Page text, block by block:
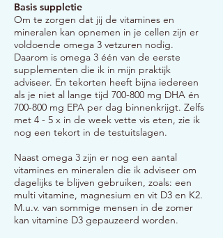
Basis suppletie
Om te zorgen dat jij de vitamines en
mineralen kan opnemen in je cellen zijn er
voldoende omega 3 vetzuren nodig.
Daarom is omega 3 één van de eerste
supplementen die ik in mijn praktijk
adviseer. En tekorten heeft bijna iedereen
als je niet al lange tijd 700-800 mg DHA én
700-800 mg EPA per dag binnenkrijgt. Zelfs
met 4 - 5 x in de week vette vis eten, zie ik
nog een tekort in de testuitslagen.
Naast omega 3 zijn er nog een aantal
vitamines en mineralen die ik adviseer om
dagelijks te blijven gebruiken, zoals: een
multi vitamine, magnesium en vit D3 en K2.
M.u.v. van sommige mensen in de zomer
kan vitamine D3 gepauzeerd worden.